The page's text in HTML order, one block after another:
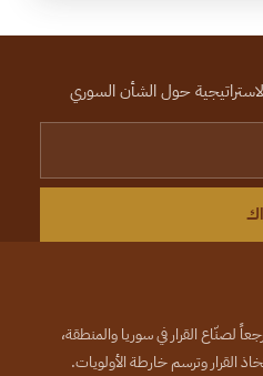
حول الشأن السوري
القرار في سوريا والمنطقة،
القرار وترسم خارطة الأولويات.